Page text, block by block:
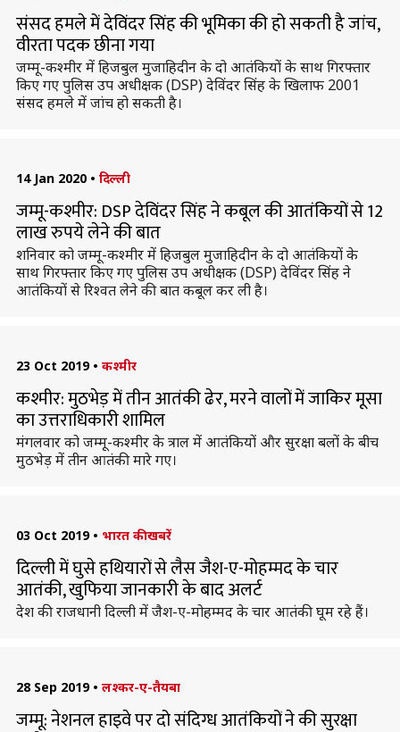
संसद हमले में देविंदर सिंह की भूमिका की हो सकती है जांच,
वीरता पदक छीना गया
जम्मू-कश्मीर में हिजबुल मुजाहिदीन के दो आतंकियों के साथ गिरफ्तार
किए गए पुलिस उप अधीक्षक (DSP) देविंदर सिंह के खिलाफ 2001
संसद हमले में जांच हो सकती है।
14 Jan 2020 • दिल्ली
जम्मू-कश्मीर: DSP देविंदर सिंह ने कबूल की आतंकियों से 12
लाख रुपये लेने की बात
शनिवार को जम्मू-कश्मीर में हिजबुल मुजाहिदीन के दो आतंकियों के
साथ गिरफ्तार किए गए पुलिस उप अधीक्षक (DSP) देविंदर सिंह ने
आतंकियों से रिश्वत लेने की बात कबूल कर ली है।
23 Oct 2019 • कश्मीर
कश्मीर: मुठभेड़ में तीन आतंकी ढेर, मरने वालों में जाकिर मूसा
का उत्तराधिकारी शामिल
मंगलवार को जम्मू-कश्मीर के त्राल में आतंकियों और सुरक्षा बलों के बीच
मुठभेड़ में तीन आतंकी मारे गए।
03 Oct 2019 • भारत की खबरें
दिल्ली में घुसे हथियारों से लैस जैश-ए-मोहम्मद के चार
आतंकी, खुफिया जानकारी के बाद अलर्ट
देश की राजधानी दिल्ली में जैश-ए-मोहम्मद के चार आतंकी घूम रहे हैं।
28 Sep 2019 • लश्कर-ए-तैयबा
जम्मू: नेशनल हाइवे पर दो संदिग्ध आतंकियों ने की सुरक्षा